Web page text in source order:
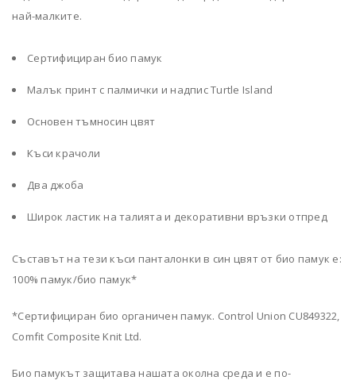
най-малките.
Сертифициран био памук
Малък принт с палмички и надпис Turtle Island
Основен тъмносин цвят
Къси крачоли
Два джоба
Широк ластик на талията и декоративни връзки отпред
Съставът на тези къси панталонки в син цвят от био памук е:
100% памук/био памук*
*Сертифициран био органичен памук. Control Union CU849322,
Comfit Composite Knit Ltd.
Био памукът защитава нашата околна среда и е по-